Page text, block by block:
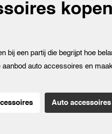
bij een partij die begrijpt hoe
auto accessoires en
Auto accessoires